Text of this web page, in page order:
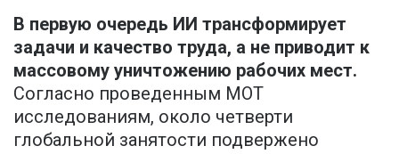
В первую очередь ИИ трансформирует
задачи и качество труда, а не приводит к
массовому уничтожению рабочих мест.
Согласно проведенным МОТ
исследованиям, около четверти
глобальной занятости подвержено